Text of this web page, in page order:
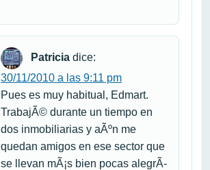
Patricia dice:
30/11/2010 a las 9:11 pm
Pues es muy habitual, Edmart.
TrabajÃ© durante un tiempo en
dos inmobiliarias y aÃºn me
quedan amigos en ese sector que
se llevan mÃ¡s bien pocas alegrÃ­